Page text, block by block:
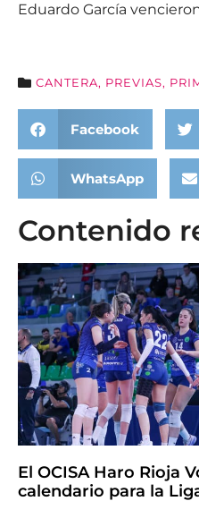
Eduardo García
CANTERA, PREVIAS,
Facebook
WhatsApp
Contenido
El OCISA Haro Rioja
calendario para la